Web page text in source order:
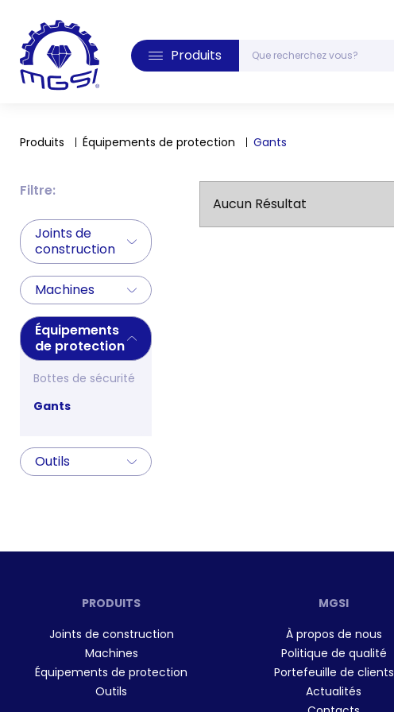
Produits
Produits Équipements de protection Gants
Filtre:
Joints de
construction
Machines
Équipements
de protection
Bottes de sécurité
Gants
Outils
Aucun Résultat
PRODUITS
Joints de construction
Machines
Équipements de protection
Outils
MGSI
À propos de nous
Politique de qualité
Portefeuille de clients
Actualités